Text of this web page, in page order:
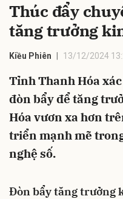
Thúc đẩy
tăng trưởng
Kiều Phiên 13/12/2024
Tỉnh Thanh Hóa
đòn bẩy để tăng
Hóa vươn xa hơn
triển mạnh mẽ
nghệ số.
Đòn bẩy tăng trưởng